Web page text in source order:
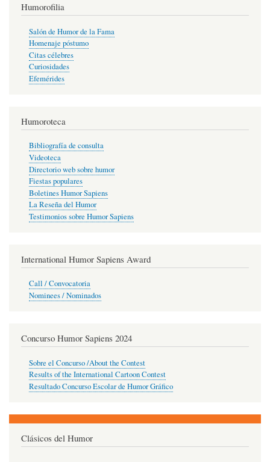
Humorofilia
Salón de Humor de la Fama
Homenaje póstumo
Citas célebres
Curiosidades
Efemérides
Humoroteca
Bibliografía de consulta
Videoteca
Directorio web sobre humor
Fiestas populares
Boletines Humor Sapiens
La Reseña del Humor
Testimonios sobre Humor Sapiens
International Humor Sapiens Award
Call / Convocatoria
Nominees / Nominados
Concurso Humor Sapiens 2024
Sobre el Concurso /About the Contest
Results of the International Cartoon Contest
Resultado Concurso Escolar de Humor Gráfico
Clásicos del Humor